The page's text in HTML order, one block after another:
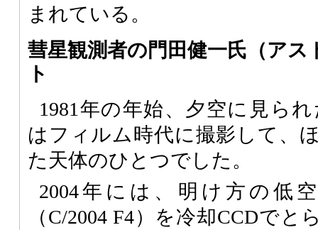
まれている。
彗星観測者の門田健一氏（ア
ト
1981年の年始、夕空に見ら
はフィルム時代に撮影して、
た天体のひとつでした。
2004年には、明け方の低
（C/2004 F4）を冷却CCDで